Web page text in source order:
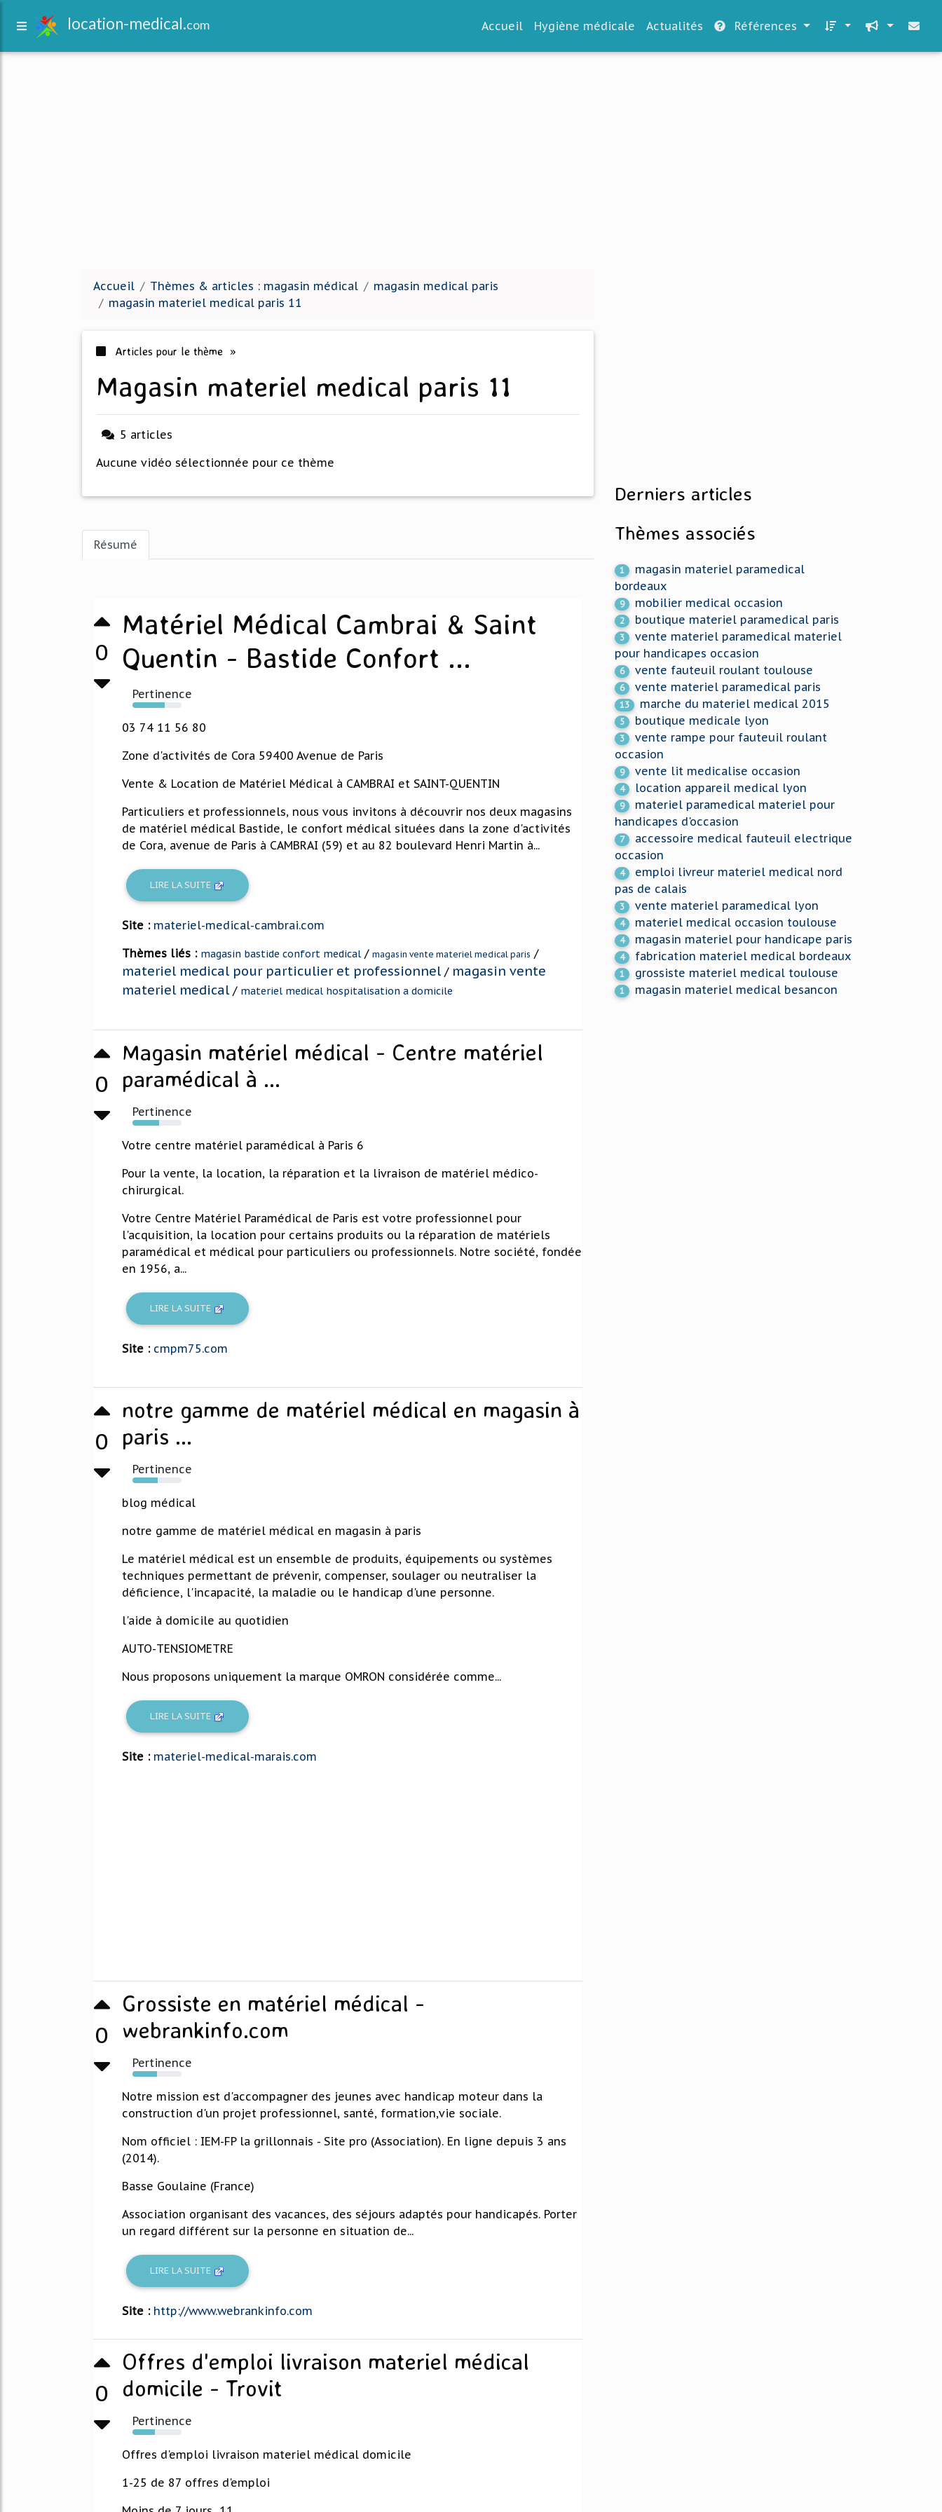
location-medical.com Accueil Hygiène médicale Actualités Références
Accueil Thèmes & articles : magasin médical
magasin medical paris
magasin materiel medical paris 11
Articles pour le thème »
magasin materiel medical paris 11
5 articles
Aucune vidéo sélectionnée pour ce thème
Résumé
0
Matériel Médical Cambrai & Saint
Quentin - Bastide Confort ...
Pertinence
65%
03 74 11 56 80
Zone d'activités de Cora 59400 Avenue de Paris
Vente & Location de Matériel Médical à CAMBRAI et SAINT-QUENTIN
Particuliers et professionnels, nous vous invitons à découvrir nos deux magasins
de matériel médical Bastide, le confort médical situées dans la zone d'activités
de Cora, avenue de Paris à CAMBRAI (59) et au 82 boulevard Henri Martin à...
LIRE LA SUITE
Site : materiel-medical-cambrai.com
Thèmes liés : magasin bastide confort medical / magasin vente materiel medical paris /
materiel medical pour particulier et professionnel / magasin vente
materiel medical / materiel medical hospitalisation a domicile
0
Magasin matériel médical - Centre matériel
paramédical à ...
Pertinence
54%
Votre centre matériel paramédical à Paris 6
Pour la vente, la location, la réparation et la livraison de matériel médico-
chirurgical.
Votre Centre Matériel Paramédical de Paris est votre professionnel pour
l'acquisition, la location pour certains produits ou la réparation de matériels
paramédical et médical pour particuliers ou professionnels. Notre société, fondée
en 1956, a...
LIRE LA SUITE
Site : cmpm75.com
0
notre gamme de matériel médical en magasin à
paris ...
Pertinence
52%
blog médical
notre gamme de matériel médical en magasin à paris
Le matériel médical est un ensemble de produits, équipements ou systèmes
techniques permettant de prévenir, compenser, soulager ou neutraliser la
déficience, l'incapacité, la maladie ou le handicap d'une personne.
l'aide à domicile au quotidien
AUTO-TENSIOMETRE
Nous proposons uniquement la marque OMRON considérée comme...
LIRE LA SUITE
Site : materiel-medical-marais.com
0
Grossiste en matériel médical -
webrankinfo.com
Pertinence
50%
Notre mission est d'accompagner des jeunes avec handicap moteur dans la
construction d'un projet professionnel, santé, formation,vie sociale.
Nom officiel : IEM-FP la grillonnais - Site pro (Association). En ligne depuis 3 ans
(2014).
Basse Goulaine (France)
Association organisant des vacances, des séjours adaptés pour handicapés. Porter
un regard différent sur la personne en situation de...
LIRE LA SUITE
Site : http://www.webrankinfo.com
0
Offres d'emploi livraison materiel médical
domicile - Trovit
Pertinence
45%
Offres d'emploi livraison materiel médical domicile
1-25 de 87 offres d'emploi
Derniers articles
Thèmes associés
1
magasin materiel paramedical
bordeaux
9 mobilier medical occasion
2 boutique materiel paramedical paris
3
vente materiel paramedical materiel
pour handicapes occasion
6 vente fauteuil roulant toulouse
6 vente materiel paramedical paris
13 marche du materiel medical 2015
5 boutique medicale lyon
3
vente rampe pour fauteuil roulant
occasion
9 vente lit medicalise occasion
4 location appareil medical lyon
9
materiel paramedical materiel pour
handicapes d'occasion
7
accessoire medical fauteuil electrique
occasion
4
emploi livreur materiel medical nord
pas de calais
3 vente materiel paramedical lyon
4 materiel medical occasion toulouse
4 magasin materiel pour handicape paris
4 fabrication materiel medical bordeaux
1 grossiste materiel medical toulouse
1 magasin materiel medical besancon